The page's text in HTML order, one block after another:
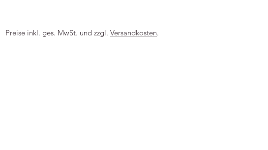
Preise inkl. ges. MwSt. und zzgl. Versandkosten.